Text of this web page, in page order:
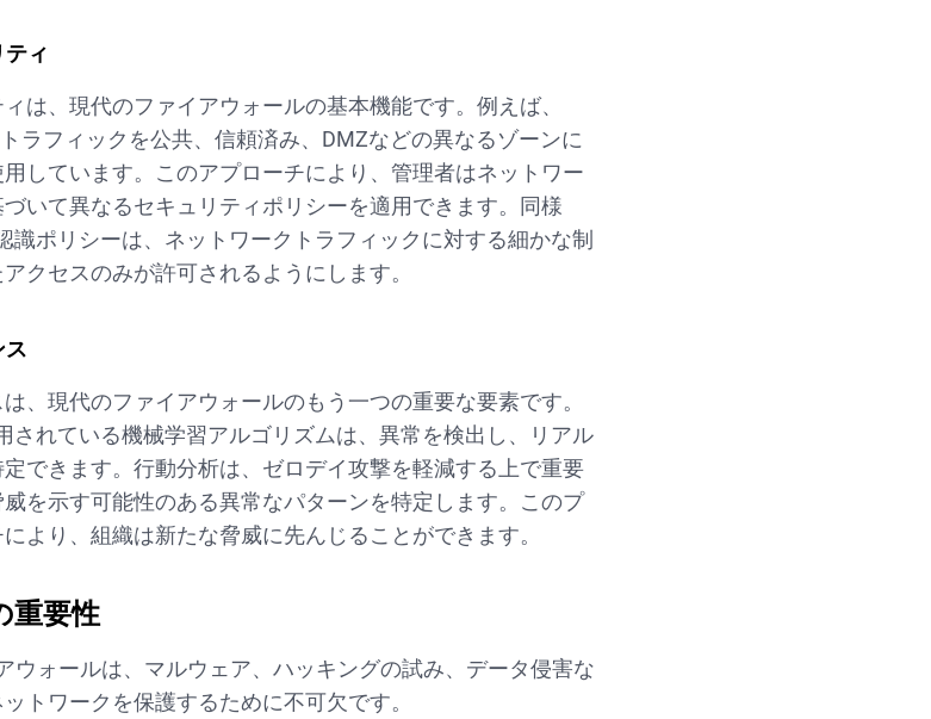
ィ
は、現代のファイアウォールの基本機能です。例えば、
ラフィックを公共、信頼済み、DMZなどの異なるゾーンに
しています。このアプローチにより、管理者はネットワー
いて異なるセキュリティポリシーを適用できます。同様
識ポリシーは、ネットワークトラフィックに対する細かな制
クセスのみが許可されるようにします。
ス
、現代のファイアウォールのもう一つの重要な要素です。
されている機械学習アルゴリズムは、異常を検出し、リアル
できます。行動分析は、ゼロデイ攻撃を軽減する上で重要
を示す可能性のある異常なパターンを特定します。このプ
より、組織は新たな脅威に先んじることができます。
重要性
ウォールは、マルウェア、ハッキングの試み、データ侵害な
トワークを保護するために不可欠です。